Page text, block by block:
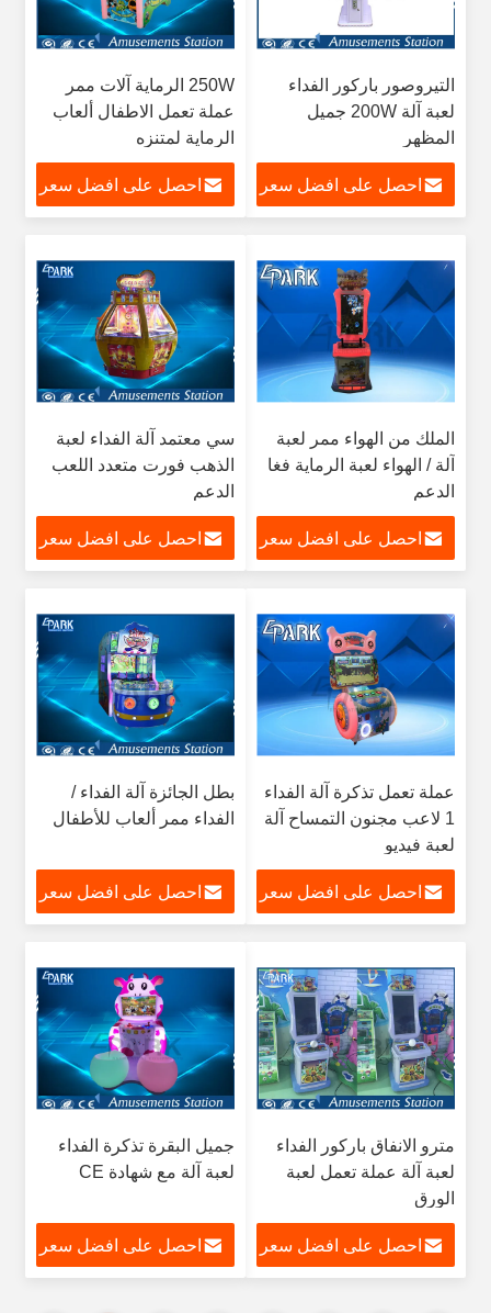
التيروصور باركور الفداء
لعبة آلة 200W جميل
المظهر
احصل على افضل سعر
250W الرماية آلات ممر
عملة تعمل الاطفال ألعاب
الرماية لمتنزه
احصل على افضل سعر
الملك من الهواء ممر لعبة
آلة / الهواء لعبة الرماية فغا
الدعم
احصل على افضل سعر
سي معتمد آلة الفداء لعبة
الذهب فورت متعدد اللعب
الدعم
احصل على افضل سعر
عملة تعمل تذكرة آلة الفداء
1 لاعب مجنون التمساح آلة
لعبة فيديو
احصل على افضل سعر
بطل الجائزة آلة الفداء /
الفداء ممر ألعاب للأطفال
احصل على افضل سعر
مترو الانفاق باركور الفداء
لعبة آلة عملة تعمل لعبة
الورق
احصل على افضل سعر
جميل البقرة تذكرة الفداء
لعبة آلة مع شهادة CE
احصل على افضل سعر